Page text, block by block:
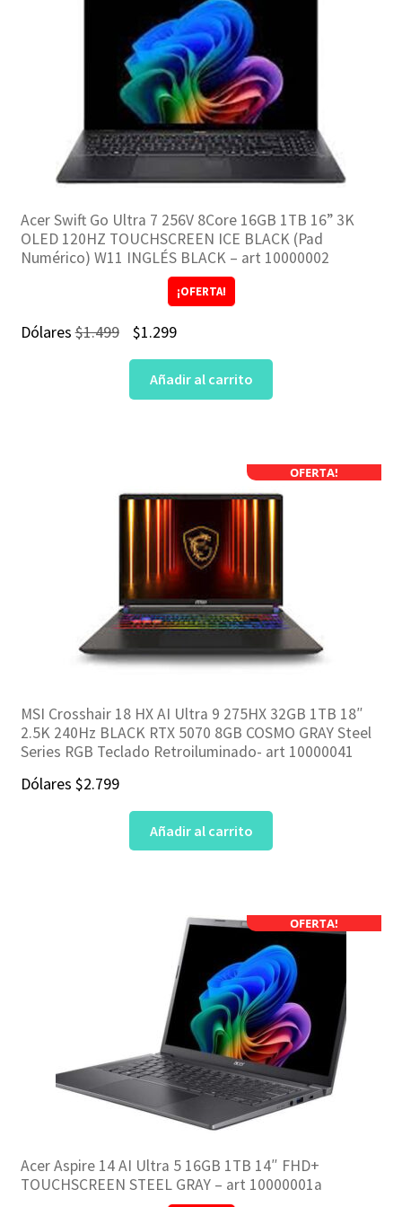
Acer Swift Go Ultra 7 256V 8Core 16GB 1TB 16” 3K
OLED 120HZ TOUCHSCREEN ICE BLACK (Pad
Numérico) W11 INGLÉS BLACK – art 10000002
¡OFERTA!
Dólares$1.499
El
precio
original
$1.299El
precio
actual
Añadir al carrito
OFERTA!
MSI Crosshair 18 HX AI Ultra 9 275HX 32GB 1TB 18″
2.5K 240Hz BLACK RTX 5070 8GB COSMO GRAY Steel
Series RGB Teclado Retroiluminado- art 10000041
Dólares $2.799
Añadir al carrito
OFERTA!
Acer Aspire 14 AI Ultra 5 16GB 1TB 14″ FHD+
TOUCHSCREEN STEEL GRAY – art 10000001a